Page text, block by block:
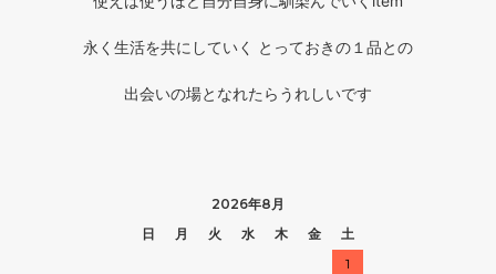
永く生活を共にしていく とっておきの１品との
出会いの場となれたらうれしいです
2026年8月
日
月 火 水 木 金
土
1